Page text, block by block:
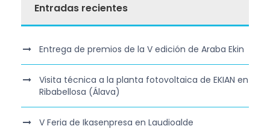
Entradas recientes
Entrega de premios de la V edición de Araba Ekin
Visita técnica a la planta fotovoltaica de EKIAN en
Ribabellosa (Álava)
V Feria de Ikasenpresa en Laudioalde